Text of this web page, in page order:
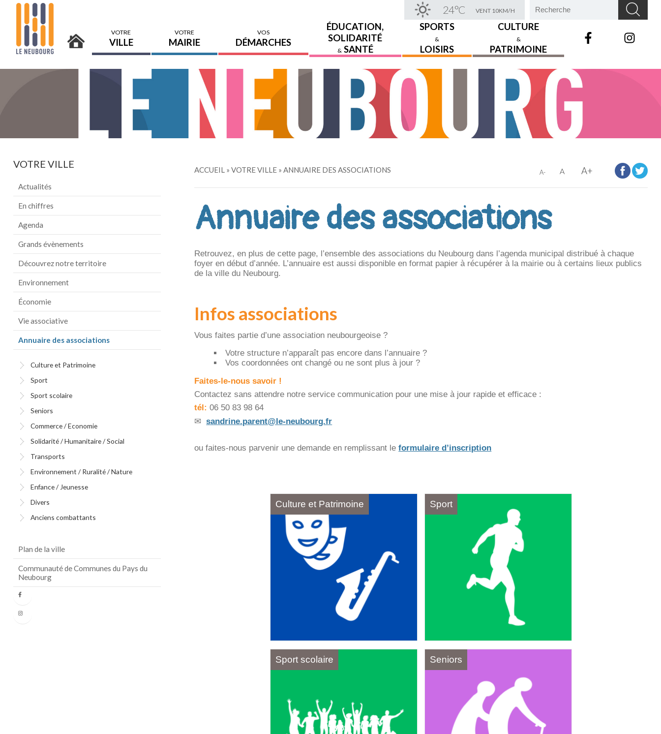
24°C VENT 10KM/H
VOTRE
VILLE
VOTRE
MAIRIE
VOS
DÉMARCHES
ÉDUCATION,
SOLIDARITÉ
& SANTÉ
SPORTS
&
LOISIRS
CULTURE
&
PATRIMOINE
VOTRE VILLE
Actualités
En chiffres
Agenda
Grands évènements
Découvrez notre territoire
Environnement
Économie
Vie associative
Annuaire des associations
Culture et Patrimoine
Sport
Sport scolaire
Seniors
Commerce / Economie
Solidarité / Humanitaire / Social
Transports
Environnement / Ruralité / Nature
Enfance / Jeunesse
Divers
Anciens combattants
Plan de la ville
Communauté de Communes du Pays du
Neubourg
ACCUEIL »VOTRE VILLE » ANNUAIRE DES ASSOCIATIONS A+
A
A-
Annuaire des associations
Retrouvez, en plus de cette page, l’ensemble des associations du Neubourg dans l’agenda municipal distribué à chaque
foyer en début d’année. L’annuaire est aussi disponible en format papier à récupérer à la mairie ou à certains lieux publics
de la ville du Neubourg.
Infos associations
Vous faites partie d’une association neubourgeoise ?
Votre structure n’apparaît pas encore dans l’annuaire ?
Vos coordonnées ont changé ou ne sont plus à jour ?
Faites-le-nous savoir !
Contactez sans attendre notre service communication pour une mise à jour rapide et efficace :
tél: 06 50 83 98 64
✉sandrine.parent@le-neubourg.fr
ou faites-nous parvenir une demande en remplissant leformulaire d’inscription
Culture et Patrimoine Sport
Sport scolaire Seniors